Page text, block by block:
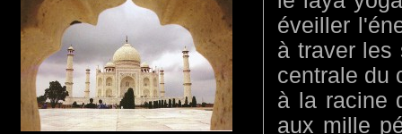
éveiller
à traver
centrale du
à la racine
aux mille